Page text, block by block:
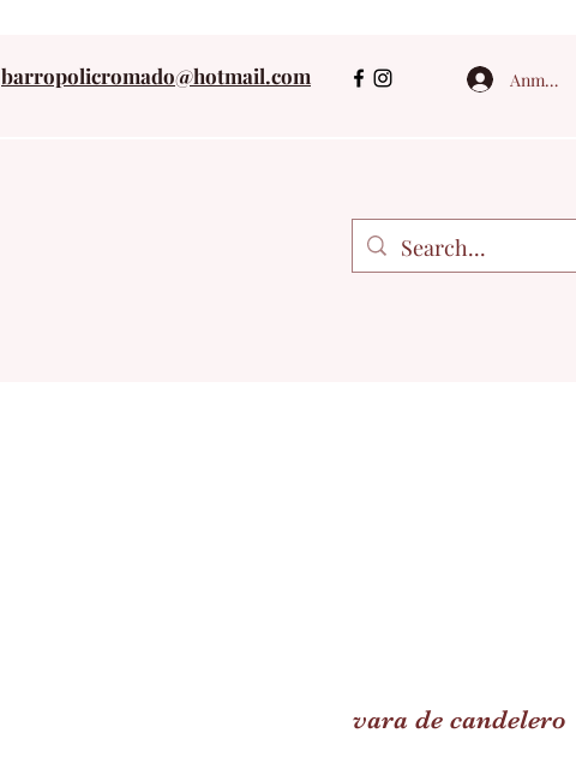
barropolicromado@hotmail.com Anmelden
vara de candelero